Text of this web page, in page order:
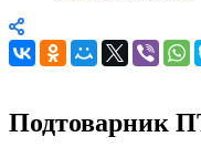
Подтоварник